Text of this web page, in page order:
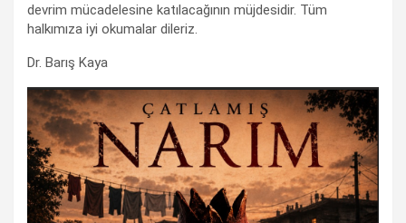
devrim mücadelesine katılacağının müjdesidir. Tüm
halkımıza iyi okumalar dileriz.
Dr. Barış Kaya